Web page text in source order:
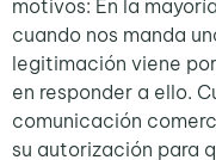
motivos: En la
cuando nos manda
legitimación viene
en responder a ello.
comunicación
su autorización para